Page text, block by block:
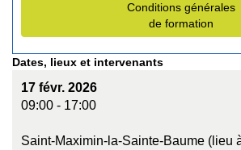
Conditions générales
de formation
Dates, lieux et intervenants
17 févr. 2026
09:00 - 17:00
Saint-Maximin-la-Sainte-Baume (lieu